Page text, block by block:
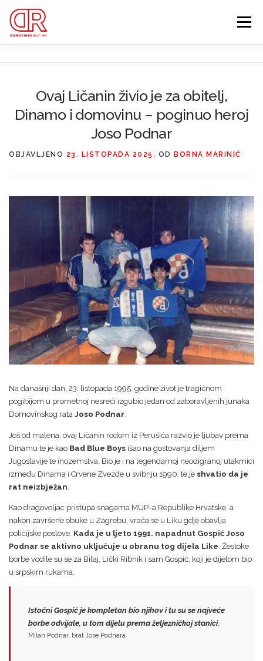
sadržaj
Izbornik
IZDVOJENE KATEGORIJE O MENI MEMBERSHIP
Search for:
Search Button
Ovaj Ličanin živio je za obitelj,
Dinamo i domovinu – poginuo heroj
Joso Podnar
OBJAVLJENO 23. LISTOPADA 2025. OD BORNA MARINIĆ
Na današnji dan, 23. listopada 1995. godine život je tragičnom
pogibijom u prometnoj nesreći izgubio jedan od zaboravljenih junaka
Domovinskog rata Joso Podnar.
Još od malena, ovaj Ličanin rodom iz Perušića razvio je ljubav prema
Dinamu te je kao Bad Blue Boys išao na gostovanja diljem
Jugoslavije te inozemstva. Bio je i na legendarnoj neodigranoj utakmici
između Dinama i Crvene Zvezde u svibnju 1990. te je shvatio da je
rat neizbježan
Kao dragovoljac pristupa snagama MUP-a Republike Hrvatske, a
nakon završene obuke u Zagrebu, vraća se u Liku gdje obavlja
policijske poslove. Kada je u ljeto 1991. napadnut Gospić Joso
Podnar se aktivno uključuje u obranu tog dijela Like . Žestoke
borbe vodile su se za Bilaj, Lički Ribnik i sam Gospić, koji je dijelom bio
u srpskim rukama.
Istočni Gospić je kompletan bio njihov i tu su se najveće
borbe odvijale, u tom dijelu prema željezničkoj stanici.
Milan Podnar, brat Jose Podnara